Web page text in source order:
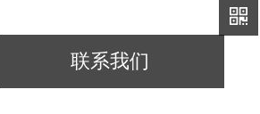
联系我们